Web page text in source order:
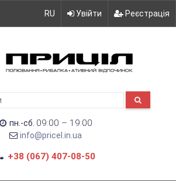
RU Увійти Реєстрація
пн.-сб. 09:00 – 19:00
info@pricel.in.ua
+38 (067) 407-08-50